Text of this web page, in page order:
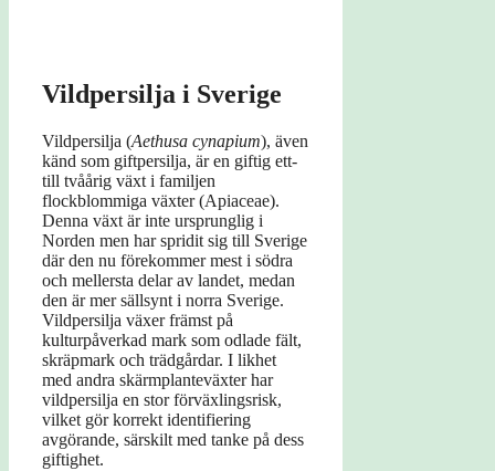
Vildpersilja i Sverige
Vildpersilja (Aethusa cynapium), även
känd som giftpersilja, är en giftig ett-
till tvåårig växt i familjen
flockblommiga växter (Apiaceae).
Denna växt är inte ursprunglig i
Norden men har spridit sig till Sverige
där den nu förekommer mest i södra
och mellersta delar av landet, medan
den är mer sällsynt i norra Sverige.
Vildpersilja växer främst på
kulturpåverkad mark som odlade fält,
skräpmark och trädgårdar. I likhet
med andra skärmplanteväxter har
vildpersilja en stor förväxlingsrisk,
vilket gör korrekt identifiering
avgörande, särskilt med tanke på dess
giftighet.